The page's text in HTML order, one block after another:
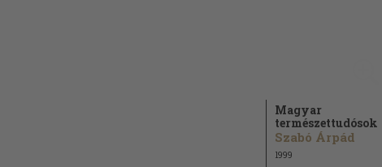
Magyar
természettudósok
Szabó Árpád
1999